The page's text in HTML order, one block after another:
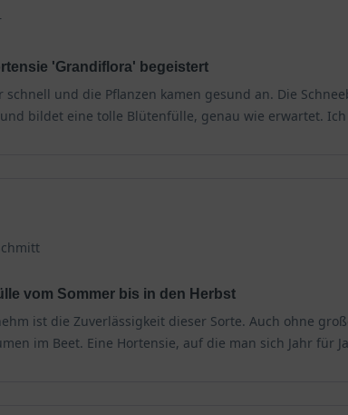
'Grandiflora' begeistert
schnell und die Pflanzen kamen gesund an. Die
bildet eine tolle Blütenfülle, genau wie erwartet.
vom Sommer bis in den Herbst
ist die Zuverlässigkeit dieser Sorte. Auch ohne
im Beet. Eine Hortensie, auf die man sich Jahr für